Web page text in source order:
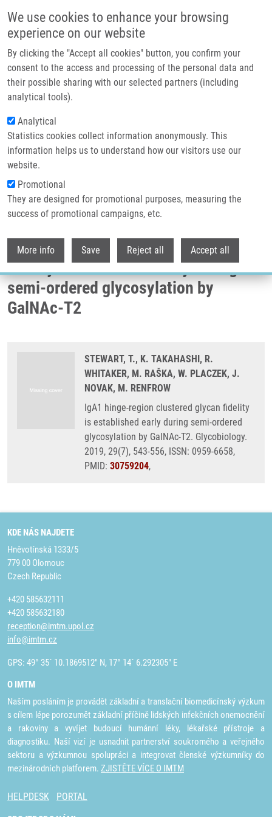
We use cookies to enhance your browsing
experience on our website
By clicking the "Accept all cookies" button, you confirm your
consent to the access and processing of the personal data and
their possible sharing with our selected partners (including
analytical tools).
Analytical
Statistics cookies collect information anonymously. This
information helps us to understand how our visitors use our
website.
Promotional
They are designed for promotional purposes, measuring the
success of promotional campaigns, etc.
More info Save Reject all Accept all
Header image
Drobečková navigace
Domů
IgA1 Hinge-region Clustered Glycan Fidelity Is Established Early During
Semi-ordered Glycosylation By GalNAc-T2
IgA1 hinge-region clustered glycan
fidelity is established early during
semi-ordered glycosylation by
GalNAc-T2
STEWART, T., K. TAKAHASHI, R.
WHITAKER, M. RAŠKA, W. PLACZEK, J.
NOVAK, M. RENFROW
IgA1 hinge-region clustered glycan fidelity
is established early during semi-ordered
glycosylation by GalNAc-T2. Glycobiology.
2019, 29(7), 543-556, ISSN: 0959-6658,
PMID: 30759204,
KDE NÁS NAJDETE
Hněvotínská 1333/5
779 00 Olomouc
Czech Republic
+420 585632111
+420 585632180
reception@imtm.upol.cz
info@imtm.cz
GPS: 49° 35´ 10.1869512" N, 17° 14´ 6.292305" E
O IMTM
Naším posláním je provádět základní a translační biomedicínský výzkum
s cílem lépe porozumět základní příčině lidských infekčních onemocnění
a rakoviny a vyvíjet budoucí humánní léky, lékařské přístroje a
diagnostiku. Naší vizí je usnadnit partnerství soukromého a veřejného
sektoru a výzkumnou spolupráci a integrovat členské výzkumníky do
mezinárodních platforem. ZJISTĚTE VÍCE O IMTM
HELPDESK PORTAL